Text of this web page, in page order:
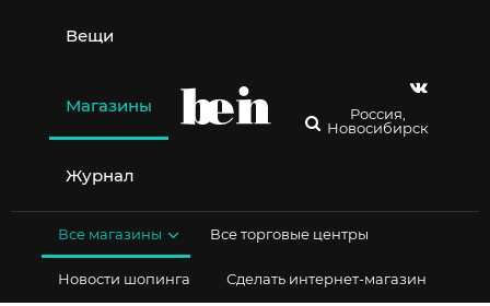
содержимому
Вещи
Магазины
Журнал
Россия,
Новосибирск
Все магазины Все торговые центры
Новости шопинга Сделать интернет-магазин